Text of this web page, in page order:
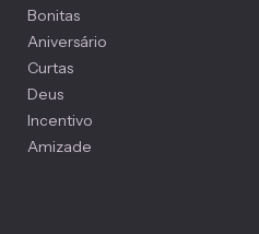
Bonitas
Aniversário
Curtas
Deus
Incentivo
Amizade